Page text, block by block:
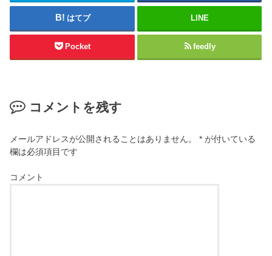
はてブ LINE
Pocket feedly
コメントを残す
メールアドレスが公開されることはありません。 * が付いている
欄は必須項目です
コメント